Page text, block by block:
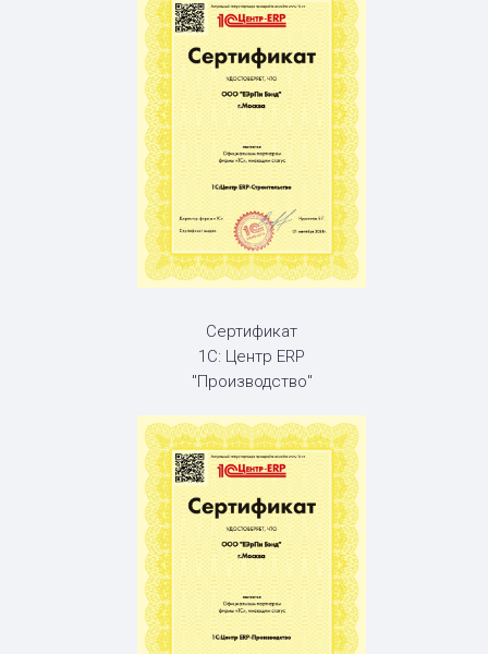
Сертификат
1С: Центр ERP
"Производство"